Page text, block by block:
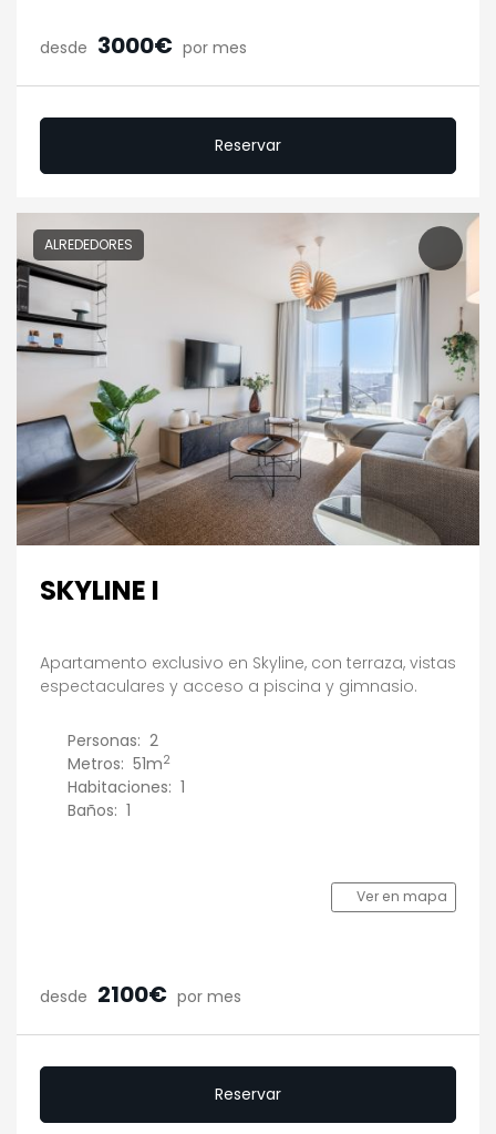
desde 3000€ por mes
Reservar
ALREDEDORES
SKYLINE I
Apartamento exclusivo en Skyline, con terraza, vistas
espectaculares y acceso a piscina y gimnasio.
Personas: 2
Metros: 51m2
Habitaciones: 1
Baños: 1
Ver en mapa
desde 2100€ por mes
Reservar